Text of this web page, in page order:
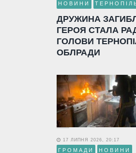
НОВИНИ
ДРУЖИНА
ГЕРОЯ СТАЛА
ГОЛОВИ
ОБЛРАДИ
17 ЛИПНЯ 2026, 20:17
ГРОМАДИ НОВИНИ